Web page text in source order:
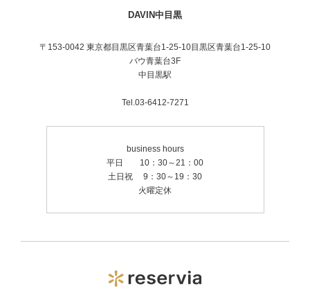
DAVIN中目黒
〒153-0042 東京都目黒区青葉台1-25-10目黒区青葉台1-25-10
バウ青葉台3F
中目黒駅
Tel.03-6412-7271
business hours
平日 10：30～21：00
土日祝 9：30～19：30
火曜定休